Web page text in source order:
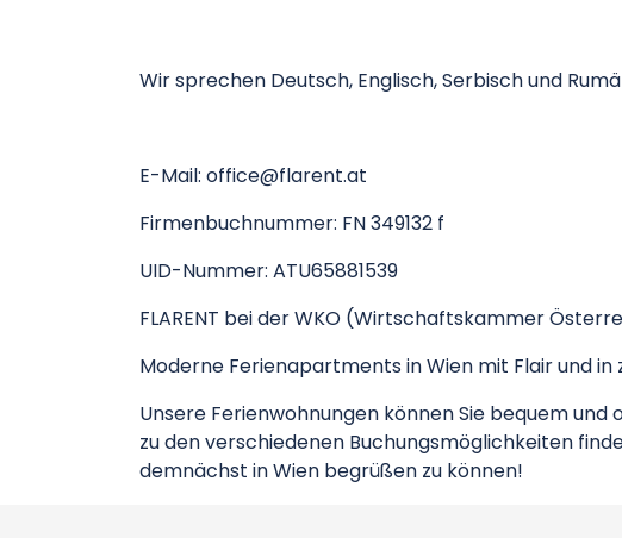
Wir sprechen Deutsch, Englisch, Serbisch und
E-Mail: office@flarent.at
Firmenbuchnummer: FN 349132 f
UID-Nummer: ATU65881539
FLARENT bei der WKO (Wirtschaftskammer
Moderne Ferienapartments in Wien mit Flair und in
Unsere Ferienwohnungen können Sie bequem
zu den verschiedenen Buchungsmöglichkeiten
demnächst in Wien begrüßen zu können!